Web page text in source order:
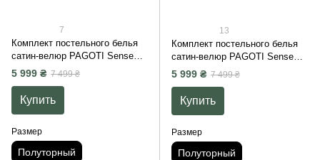
7
Комплект постельного белья
сатин-велюр PAGOTI Sense
пастельно-розовый
5 999 ₴ 7 499 ₴
Купить
Размер
Полуторный
13
Комплект постельного белья
сатин-велюр PAGOTI Sense
черный (полуторный / 2×50×70
5 999 ₴ 7 499 ₴
Купить
Размер
Полуторный